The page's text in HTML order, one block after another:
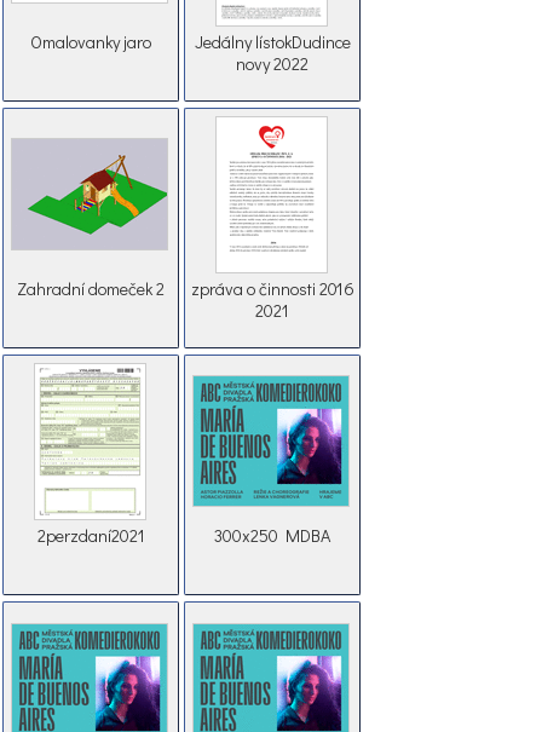
Omalovanky jaro
Jedálny lístokDudince
novy 2022
Zahradní domeček 2
zpráva o činnosti 2016
2021
2perzdaní2021 300x250 MDBA